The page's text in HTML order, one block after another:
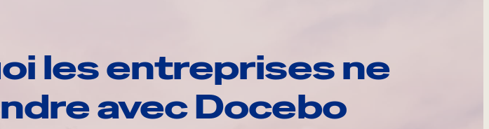
les entreprises ne
avec Docebo